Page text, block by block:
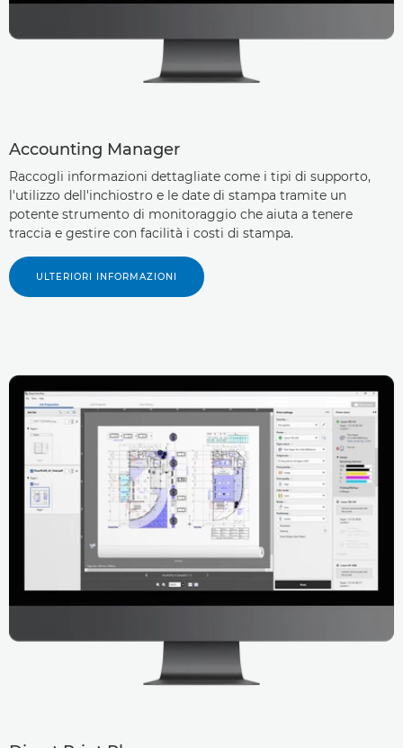
Accounting Manager
Raccogli informazioni dettagliate come i tipi di supporto,
l'utilizzo dell'inchiostro e le date di stampa tramite un
potente strumento di monitoraggio che aiuta a tenere
traccia e gestire con facilità i costi di stampa.
ULTERIORI INFORMAZIONI